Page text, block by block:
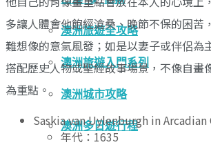
澳洲旅遊全攻略
澳洲旅遊入門系列
澳洲城市攻略
澳洲多日遊行程
多讓人體會他飽經滄桑、晚節不保的困苦
難想像的意氣風發；如是以妻子或伴侶為
搭配歷史人物或聖經故事場景，不像自畫
為重點。
Saskia van Uylenburgh in
年代：1635